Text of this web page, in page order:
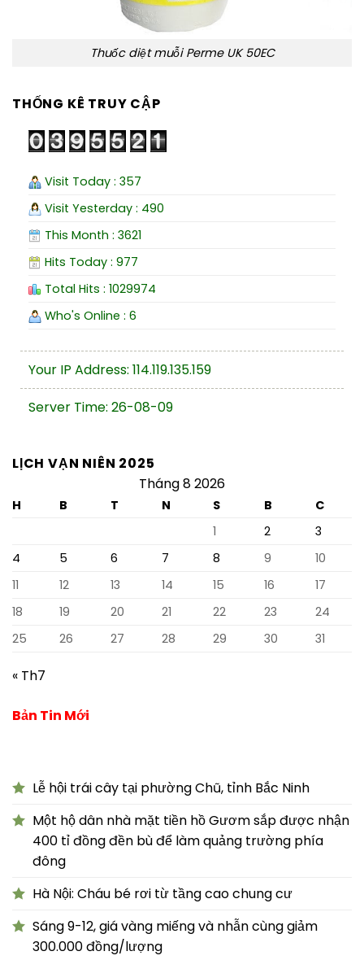
Thuốc diệt muỗi Perme UK 50EC
THỐNG KÊ TRUY CẬP
Visit Today : 357
Visit Yesterday : 490
This Month : 3621
Hits Today : 977
Total Hits : 1029974
Who's Online : 6
Your IP Address: 114.119.135.159
Server Time: 26-08-09
LỊCH VẠN NIÊN 2025
Tháng 8 2026
H B T N S B
C
1
2
3
4
5 6 7 8 9
10
11
12 13 14 15 16
17
18
19 20 21 22 23
24
25
26 27 28 29 30 31
« Th7
Bản Tin Mới
Lễ hội trái cây tại phường Chũ, tỉnh Bắc Ninh
Một hộ dân nhà mặt tiền hồ Gươm sắp được nhận
400 tỉ đồng đền bù để làm quảng trường phía
đông
Hà Nội: Cháu bé rơi từ tầng cao chung cư
Sáng 9-12, giá vàng miếng và nhẫn cùng giảm
300.000 đồng/lượng